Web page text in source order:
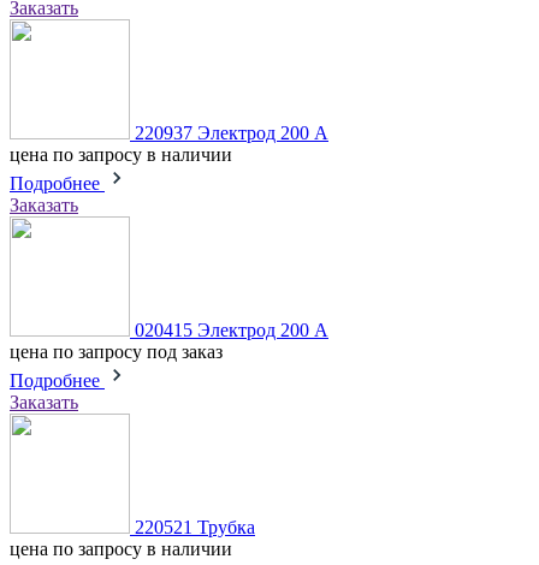
Заказать
220937 Электрод 200 А
цена по запросу в наличии
Подробнее
Заказать
020415 Электрод 200 А
цена по запросу под заказ
Подробнее
Заказать
220521 Трубка
цена по запросу в наличии